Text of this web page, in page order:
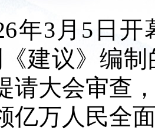
3月5日开
建议》编
请大会审查
亿万人民全